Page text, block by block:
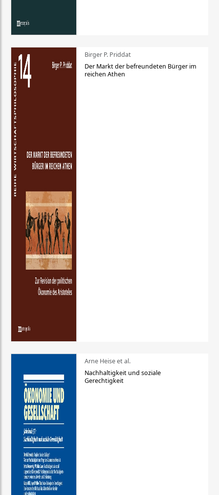
Birger P. Priddat
Der Markt der befreundeten Bürger im
reichen Athen
Arne Heise et al.
Nachhaltigkeit und soziale
Gerechtigkeit